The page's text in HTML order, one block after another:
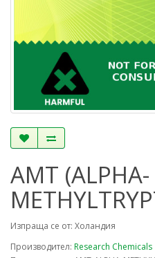
AMT (ALPHA-
Изпраща се от: Холандия
Производител: Research Chemicals